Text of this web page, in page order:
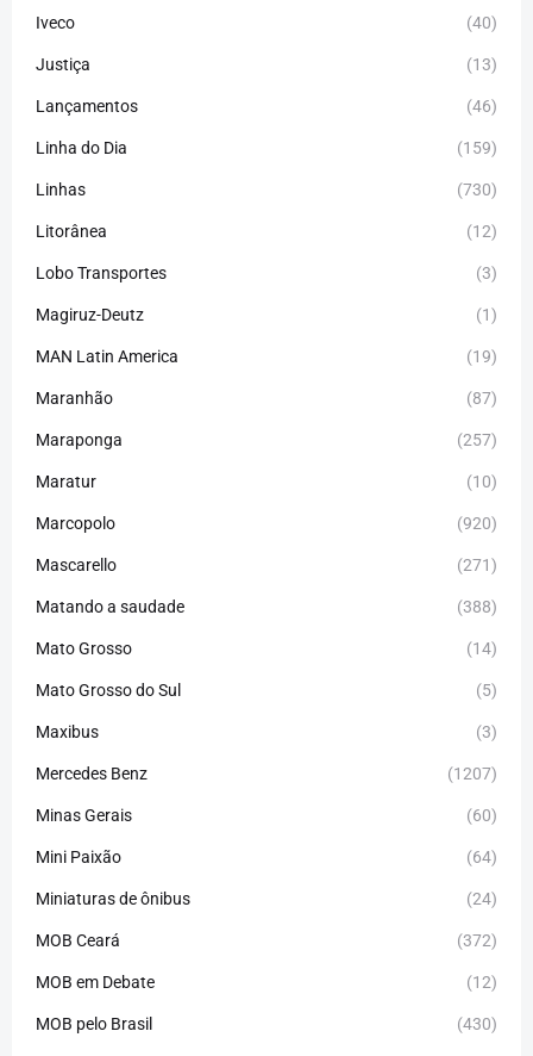
Iveco (40)
Justiça (13)
Lançamentos (46)
Linha do Dia (159)
Linhas (730)
Litorânea (12)
Lobo Transportes (3)
Magiruz-Deutz (1)
MAN Latin America (19)
Maranhão (87)
Maraponga (257)
Maratur (10)
Marcopolo (920)
Mascarello (271)
Matando a saudade (388)
Mato Grosso (14)
Mato Grosso do Sul (5)
Maxibus (3)
Mercedes Benz (1207)
Minas Gerais (60)
Mini Paixão (64)
Miniaturas de ônibus (24)
MOB Ceará (372)
MOB em Debate (12)
MOB pelo Brasil (430)